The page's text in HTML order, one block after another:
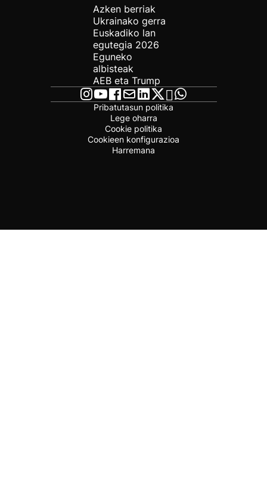
Azken berriak
Ukrainako gerra
Euskadiko lan
egutegia 2026
Eguneko
albisteak
AEB eta Trump
Pribatutasun politika
Lege oharra
Cookie politika
Cookieen konfigurazioa
Harremana